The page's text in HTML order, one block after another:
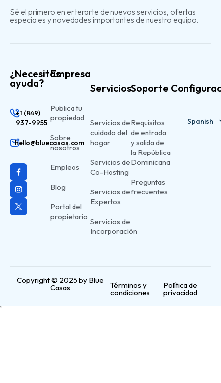
Sé el primero en enterarte de nuevos servicios, ofertas
especiales y novedades importantes de nuestro equipo.
¿Necesitas
ayuda?
+1 (849)
937-9955
hello@bluecasas.com
Empresa
Publica tu
propiedad
Sobre
nosotros
Empleos
Blog
Portal del
propietario
Servicios
Servicios de
cuidado del
hogar
Servicios de
Co-Hosting
Servicios de
Expertos
Servicios de
Incorporación
Soporte
Requisitos
de entrada
y salida de
la República
Dominicana
Preguntas
frecuentes
Spanish
Copyright © 2026 by Blue
Casas Términos y
condiciones
Política de
privacidad